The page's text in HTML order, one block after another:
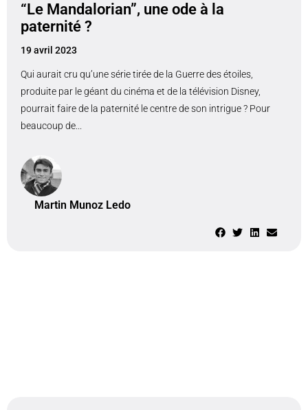
“Le Mandalorian”, une ode à la
paternité ?
19 avril 2023
Qui aurait cru qu’une série tirée de la Guerre des étoiles,
produite par le géant du cinéma et de la télévision Disney,
pourrait faire de la paternité le centre de son intrigue ? Pour
beaucoup de...
Martin Munoz Ledo